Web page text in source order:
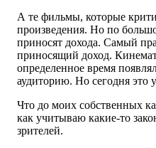
А те фильмы, которые
произведения. Но по
приносят дохода. Самый
приносящий доход.
определенное время
аудиторию. Но сегодня это
Что до моих собственных
как учитываю какие-то
зрителей.